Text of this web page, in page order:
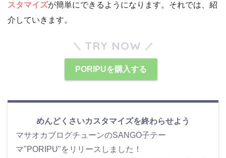
スタマイズが簡単にできるようになります。それでは、紹
介していきます。
TRY NOW
PORIPUを購入する
めんどくさいカスタマイズを終わらせよう
マサオカブログチューンのSANGO子テー
マ"PORIPU"をリリースしました！